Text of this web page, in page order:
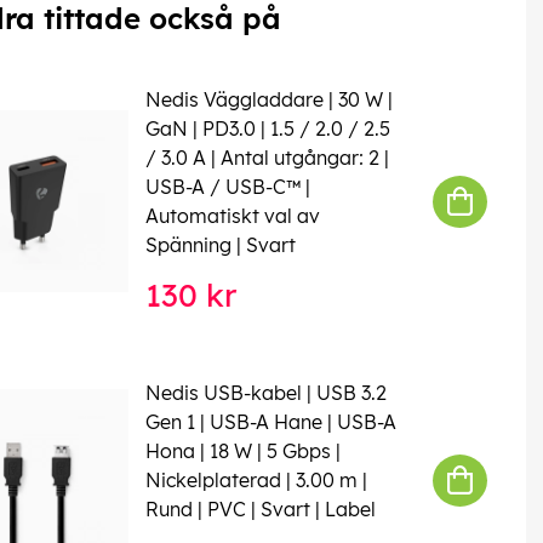
tittade också på
Nedis Väggladdare | 30 W |
GaN | PD3.0 | 1.5 / 2.0 / 2.5
/ 3.0 A | Antal utgångar: 2 |
USB-A / USB-C™ |
Automatiskt val av
Spänning | Svart
130 kr
Nedis USB-kabel | USB 3.2
Gen 1 | USB-A Hane | USB-A
Hona | 18 W | 5 Gbps |
Nickelplaterad | 3.00 m |
Rund | PVC | Svart | Label